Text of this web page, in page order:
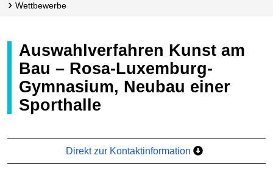
Wettbewerbe
Auswahlverfahren Kunst am
Bau – Rosa-Luxemburg-
Gymnasium, Neubau einer
Sporthalle
Direkt zur Kontaktinformation